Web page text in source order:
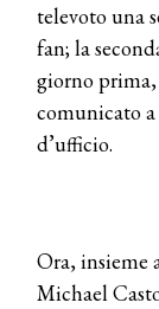
televoto una
fan; la
giorno
comunicato
d’ufficio.
Ora, insieme
Michael